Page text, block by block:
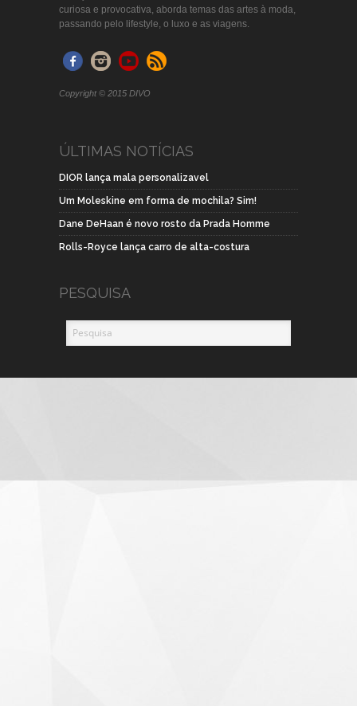
curiosa e provocativa, aborda temas das artes à moda,
passando pelo lifestyle, o luxo e as viagens.
Copyright © 2015 DIVO
ÚLTIMAS NOTÍCIAS
DIOR lança mala personalizavel
Um Moleskine em forma de mochila? Sim!
Dane DeHaan é novo rosto da Prada Homme
Rolls-Royce lança carro de alta-costura
PESQUISA